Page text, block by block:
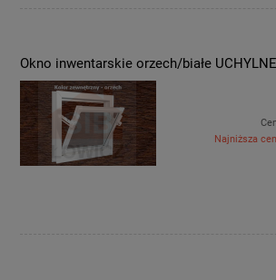
Okno inwentarskie orzech/białe
Najniższa